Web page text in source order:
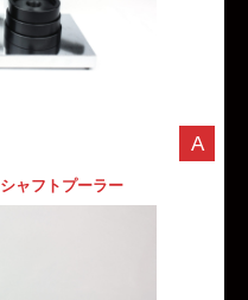
ャフトプーラー
A